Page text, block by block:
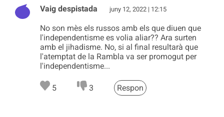
Vaig despistada juny 12, 2022 | 12:15
No son mès els russos amb els que diuen que
l'independentisme es volia aliar?? Ara surten
amb el jihadisme. No, si al final resultarà que
l'atemptat de la Rambla va ser promogut per
l'independentisme...
5 3 Respon